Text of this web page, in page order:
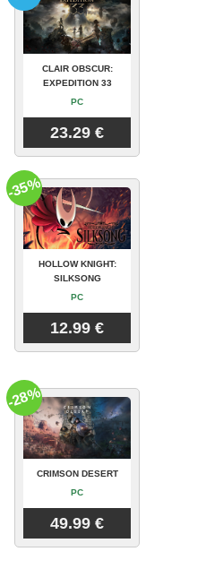
CLAIR OBSCUR:
EXPEDITION 33
PC
23.29 €
HOLLOW KNIGHT:
SILKSONG
PC
12.99 €
-35%
CRIMSON DESERT
PC
49.99 €
-28%